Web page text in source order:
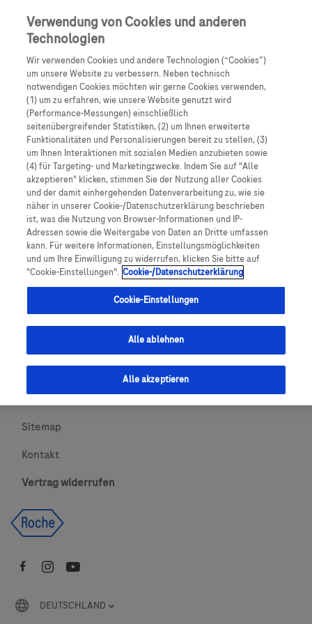
Skip to main content 0
Produkte Artikel
Es tut uns leid, aber es gibt keine Ergebnisse für:
Über Roche
Impressum
Rechtliche Hinweise
Datenschutz
Cookie-Einstellungen
Urheberrecht
Newsletter abonnieren
Sitemap
Kontakt
Vertrag widerrufen
DEUTSCHLAND
Verwendung von Cookies und anderen
Technologien
Wir verwenden Cookies und andere Technologien (“Cookies”)
um unsere Website zu verbessern. Neben technisch
notwendigen Cookies möchten wir gerne Cookies verwenden,
(1) um zu erfahren, wie unsere Website genutzt wird
(Performance-Messungen) einschließlich
seitenübergreifender Statistiken, (2) um Ihnen erweiterte
Funktionalitäten und Personalisierungen bereit zu stellen, (3)
um Ihnen Interaktionen mit sozialen Medien anzubieten sowie
(4) für Targeting- und Marketingzwecke. Indem Sie auf "Alle
akzeptieren" klicken, stimmen Sie der Nutzung aller Cookies
und der damit einhergehenden Datenverarbeitung zu, wie sie
näher in unserer Cookie-/Datenschutzerklärung beschrieben
ist, was die Nutzung von Browser-Informationen und IP-
Adressen sowie die Weitergabe von Daten an Dritte umfassen
kann. Für weitere Informationen, Einstellungsmöglichkeiten
und um Ihre Einwilligung zu widerrufen, klicken Sie bitte auf
"Cookie-Einstellungen". Cookie-/Datenschutzerklärung
Cookie-Einstellungen
Alle ablehnen
Alle akzeptieren